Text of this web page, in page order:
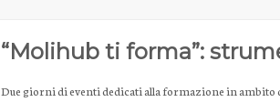
“Molihub ti forma”:
Due giorni di eventi dedicati alla formazione in